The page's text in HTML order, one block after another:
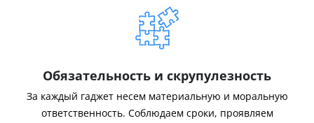
Обязательность и скрупулезность
За каждый гаджет несем материальную и моральную
ответственность. Соблюдаем сроки, проявляем